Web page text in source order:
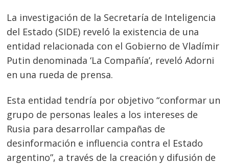
La investigación de la Secretaría de Inteligencia
del Estado (SIDE) reveló la existencia de una
entidad relacionada con el Gobierno de Vladímir
Putin denominada ‘La Compañía’, reveló Adorni
en una rueda de prensa.
Esta entidad tendría por objetivo “conformar un
grupo de personas leales a los intereses de
Rusia para desarrollar campañas de
desinformación e influencia contra el Estado
argentino”, a través de la creación y difusión de